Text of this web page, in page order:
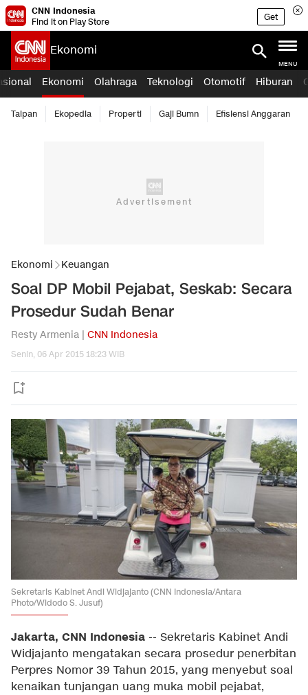
CNN Indonesia
Find it on Play Store
Get
Ekonomi
MENU
Ekonomi Olahraga Teknologi Otomotif Hiburan
Taipan Ekopedia Properti Gaji Bumn Efisiensi Anggaran
Ekonomi Keuangan
Soal DP Mobil Pejabat, Seskab: Secara
Prosedur Sudah Benar
Resty Armenia | CNN Indonesia
Senin, 06 Apr 2015 18:23 WIB
Sekretaris Kabinet Andi Widjajanto (CNN Indonesia/Antara
Photo/Widodo S. Jusuf)
Jakarta, CNN Indonesia -- Sekretaris Kabinet Andi
Widjajanto mengatakan secara prosedur penerbitan
Perpres Nomor 39 Tahun 2015, yang menyebut soal
kenaikan tunjangan uang muka mobil pejabat,